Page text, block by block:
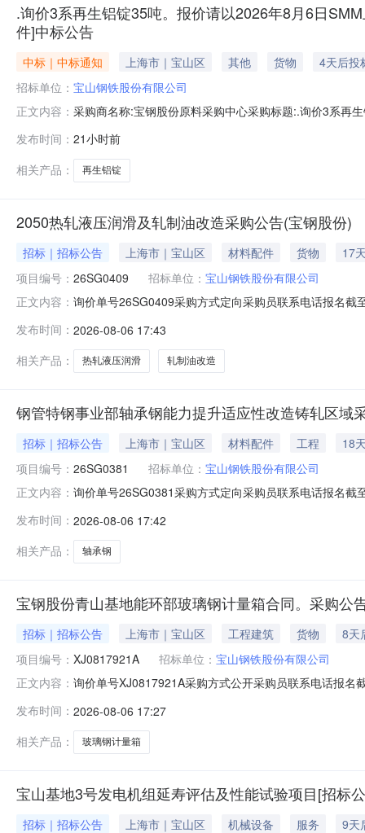
.询价3系再生铝锭35吨。报价请以2026年8月6日
件]中标公告
中标｜中标通知 上海市｜宝山区 其他 货物
4天后投
招标单位： 宝山钢铁股份有限公司
正文内容： 采购商名称:宝钢股份原料采购中心采购标题:.询价3系再
发布时间： 21小时前
相关产品：
再生铝锭
2050热轧液压润滑及轧制油改造采购公告(宝钢股份)
招标｜招标公告 上海市｜宝山区 材料配件 货物
17
项目编号： 26SG0409 招标单位： 宝山钢铁股份有限公司
正文内容： 询价单号26SG0409采购方式定向采购员联系电话报名
支撑辊平衡液压阀台；改造2#和3#卷取机共6套助卷辊
发布时间： 2026-08-06 17:43
相关产品：
热轧液压润滑 轧制油改造
钢管特钢事业部轴承钢能力提升适应性改造铸轧区域
招标｜招标公告 上海市｜宝山区 材料配件 工程
18
项目编号： 26SG0381 招标单位： 宝山钢铁股份有限公司
正文内容： 询价单号26SG0381采购方式定向采购员联系电话报名
款：钢管特钢事业部轴承钢能力提升适应性改造项目铸
发布时间： 2026-08-06 17:42
相关产品：
轴承钢
宝钢股份青山基地能环部玻璃钢计量箱合同。采购公
招标｜招标公告 上海市｜宝山区 工程建筑 货物
8天
项目编号： XJ0817921A 招标单位： 宝山钢铁股份有限公司
正文内容： 询价单号XJ0817921A采购方式公开采购员联系电话报
理;原始制造厂:无;部件号:无;2.0piece2026-10-
发布时间： 2026-08-06 17:27
相关产品：
玻璃钢计量箱
宝山基地3号发电机组延寿评估及性能试验项目[招标
招标｜招标公告 上海市｜宝山区 机械设备 服务
9天